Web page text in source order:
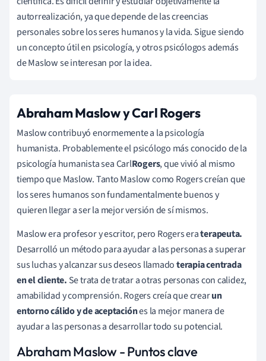
autorrealización, ya que depende de las creencias
personales sobre los seres humanos y la vida. Sigue siendo
un concepto útil en psicología, y otros psicólogos además
de Maslow se interesan por la idea.
Abraham Maslow y Carl Rogers
Maslow contribuyó enormemente a la psicología
humanista. Probablemente el psicólogo más conocido de la
psicología humanista seaCarlRogers, que vivió al mismo
tiempo que Maslow. Tanto Maslow como Rogers creían que
los seres humanos son fundamentalmente buenos y
quieren llegar a ser la mejor versión de sí mismos.
Maslow era profesor y escritor, pero Rogers eraterapeuta.
Desarrolló un método para ayudar a las personas a superar
sus luchas y alcanzar sus deseos llamadoterapia centrada
en el cliente. Se trata de tratar a otras personas con calidez,
amabilidad y comprensión. Rogers creía que crearun
entorno cálido y de aceptaciónes la mejor manera de
ayudar a las personas a desarrollar todo su potencial.
Abraham Maslow - Puntos clave